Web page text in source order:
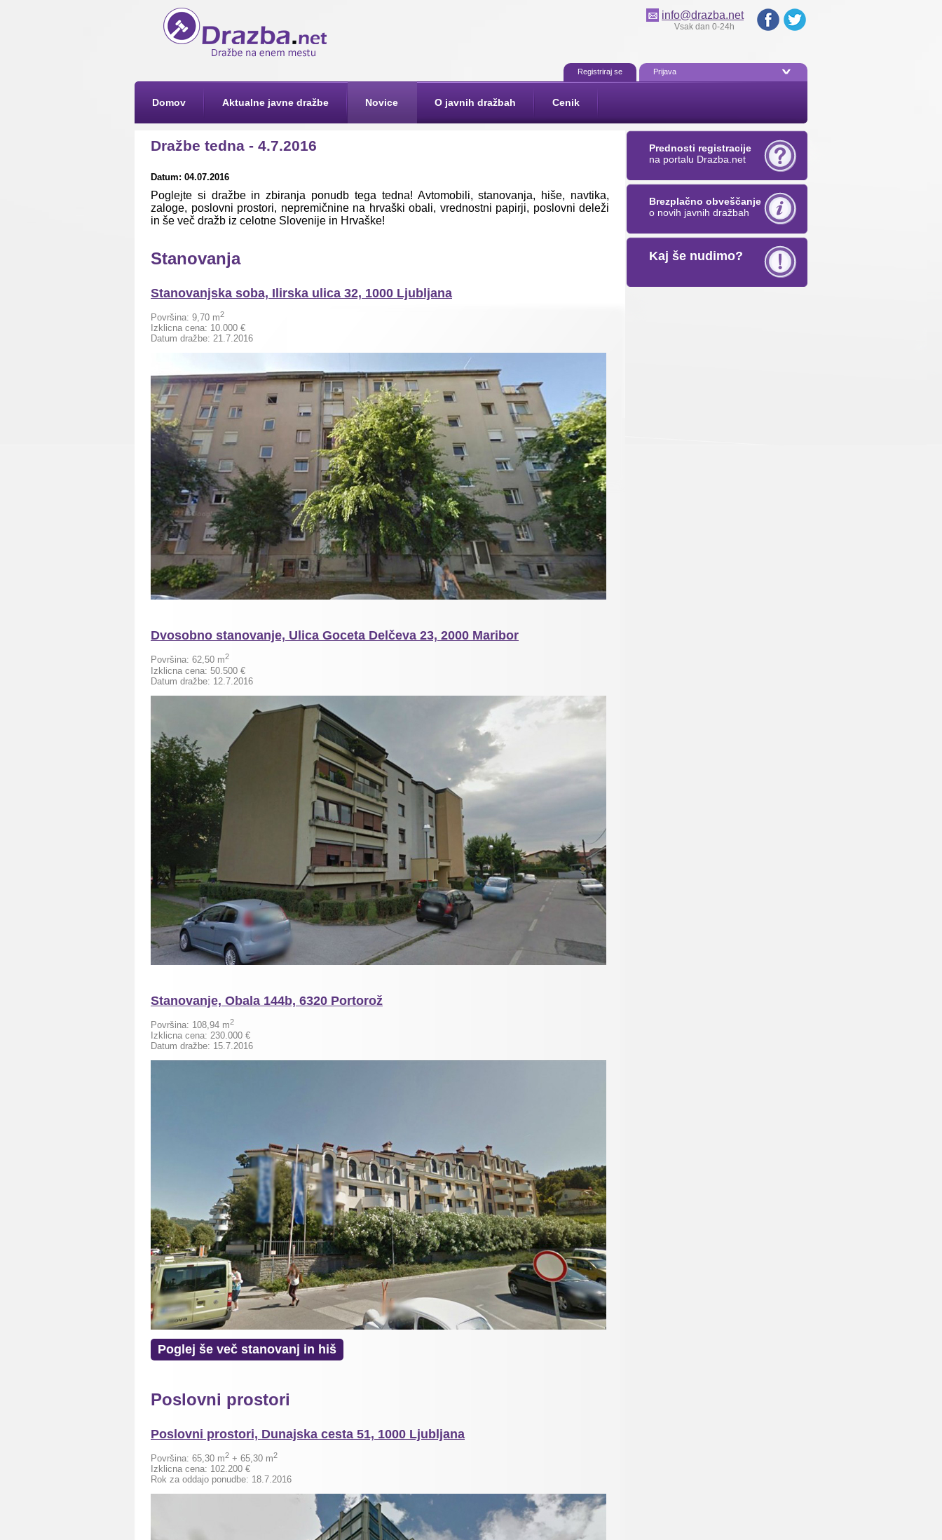
info@drazba.net
Vsak dan 0-24h
Registriraj se Prijava
Domov Aktualne javne dražbe Novice O javnih dražbah Cenik
Prednosti registracije
na portalu Drazba.net
Brezplačno obveščanje
o novih javnih dražbah
Kaj še nudimo?
Dražbe tedna - 4.7.2016
Datum: 04.07.2016
Poglejte si dražbe in zbiranja ponudb tega tedna! Avtomobili, stanovanja, hiše, navtika,
zaloge, poslovni prostori, nepremičnine na hrvaški obali, vrednostni papirji, poslovni deleži
in še več dražb iz celotne Slovenije in Hrvaške!
Stanovanja
Stanovanjska soba, Ilirska ulica 32, 1000 Ljubljana
Površina: 9,70 m2
Izklicna cena: 10.000 €
Datum dražbe: 21.7.2016
Dvosobno stanovanje, Ulica Goceta Delčeva 23, 2000 Maribor
Površina: 62,50 m2
Izklicna cena: 50.500 €
Datum dražbe: 12.7.2016
Stanovanje, Obala 144b, 6320 Portorož
Površina: 108,94 m2
Izklicna cena: 230.000 €
Datum dražbe: 15.7.2016
Poglej še več stanovanj in hiš
Poslovni prostori
Poslovni prostori, Dunajska cesta 51, 1000 Ljubljana
Površina: 65,30 m2 + 65,30 m2
Izklicna cena: 102.200 €
Rok za oddajo ponudbe: 18.7.2016